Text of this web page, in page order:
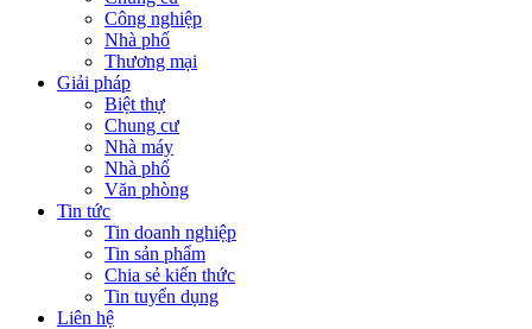
Công nghiệp
Nhà phố
Thương mại
Giải pháp
Biệt thự
Chung cư
Nhà máy
Nhà phố
Văn phòng
Tin tức
Tin doanh nghiệp
Tin sản phẩm
Chia sẻ kiến thức
Tin tuyển dụng
Liên hệ